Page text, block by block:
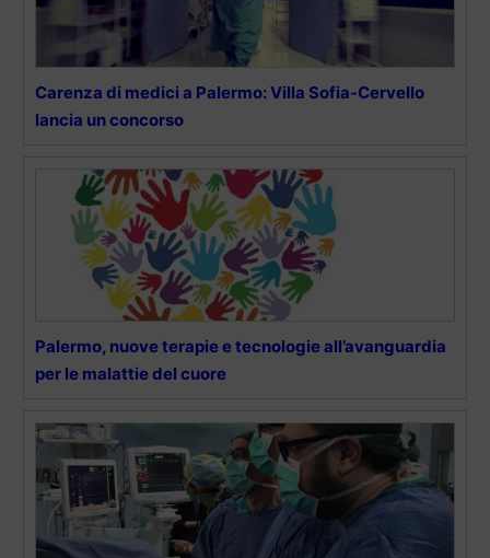
Carenza di medici a Palermo: Villa Sofia-Cervello
lancia un concorso
Palermo, nuove terapie e tecnologie all’avanguardia
per le malattie del cuore